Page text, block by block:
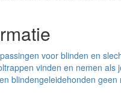
voor blinden en
vinden en nemen als
blindengeleidehonden geen